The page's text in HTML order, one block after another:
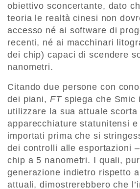
obiettivo sconcertante, dato
teoria le realtà cinesi non
accesso né ai software di
recenti, né ai macchinari
dei chip) capaci di scendere
nanometri.
Citando due persone con
dei piani, FT spiega che Smic
utilizzare la sua attuale scorta
apparecchiature statunitensi
importati prima che si
dei controlli alle esportazioni
chip a 5 nanometri. I quali,
generazione indietro rispetto
attuali, dimostrerebbero che